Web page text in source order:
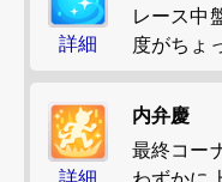
詳細
レース中
度がちょ
内弁慶
最終コー